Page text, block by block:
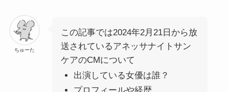
ちゅーた
この記事では2024年2月21日から放
送されているアネッサナイトサン
ケアのCMについて
出演している女優は誰？